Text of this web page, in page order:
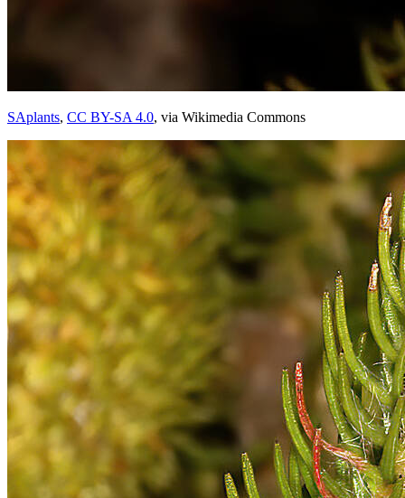
SAplants, CC BY-SA 4.0, via Wikimedia Commons